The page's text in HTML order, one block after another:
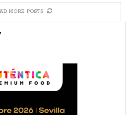
MORE POSTS